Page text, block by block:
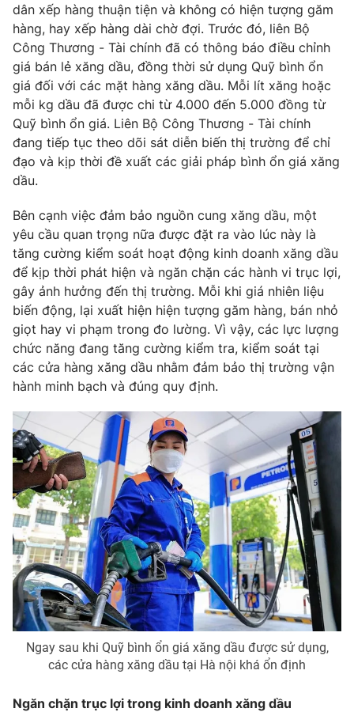
Góc doanh nghiệp
Truyền hình
Phim VTV
Hậu trường
Nhân vật
Khán giả
Giải sao mai
Giải trí
Điện ảnh
Âm nhạc
Sao
Đời sống
Du lịch
Làm đẹp
Giáo dục
Tuyển sinh
Học trực tuyến
Hitech Công nghệ tương lai
Sản phẩm
Thị trường
Tư vấn
Giao lưu trực tuyến
Lịch phát sóng
Chuyên mục khác
Emagazine Podcast
Photo Infographic
Video Shorts video
VTV Money VTV Thể thao
VTV Sức khoẻ Bất động sản
Thị trường 24h Tấm lòng Việt
VTV4 Vươn mình bằng AI
VTV8
dân xếp hàng thuận tiện và không có hiện tượng găm
hàng, hay xếp hàng dài chờ đợi. Trước đó, liên Bộ
Công Thương - Tài chính đã có thông báo điều chỉnh
giá bán lẻ xăng dầu, đồng thời sử dụng Quỹ bình ổn
giá đối với các mặt hàng xăng dầu. Mỗi lít xăng hoặc
mỗi kg dầu đã được chi từ 4.000 đến 5.000 đồng từ
Quỹ bình ổn giá. Liên Bộ Công Thương - Tài chính
đang tiếp tục theo dõi sát diễn biến thị trường để chỉ
đạo và kịp thời đề xuất các giải pháp bình ổn giá xăng
dầu.
Bên cạnh việc đảm bảo nguồn cung xăng dầu, một
yêu cầu quan trọng nữa được đặt ra vào lúc này là
tăng cường kiểm soát hoạt động kinh doanh xăng dầu
để kịp thời phát hiện và ngăn chặn các hành vi trục lợi,
gây ảnh hưởng đến thị trường. Mỗi khi giá nhiên liệu
biến động, lại xuất hiện hiện tượng găm hàng, bán nhỏ
giọt hay vi phạm trong đo lường. Vì vậy, các lực lượng
chức năng đang tăng cường kiểm tra, kiểm soát tại
các cửa hàng xăng dầu nhằm đảm bảo thị trường vận
hành minh bạch và đúng quy định.
Ngay sau khi Quỹ bình ổn giá xăng dầu được sử dụng,
các cửa hàng xăng dầu tại Hà nội khá ổn định
Ngăn chặn trục lợi trong kinh doanh xăng dầu